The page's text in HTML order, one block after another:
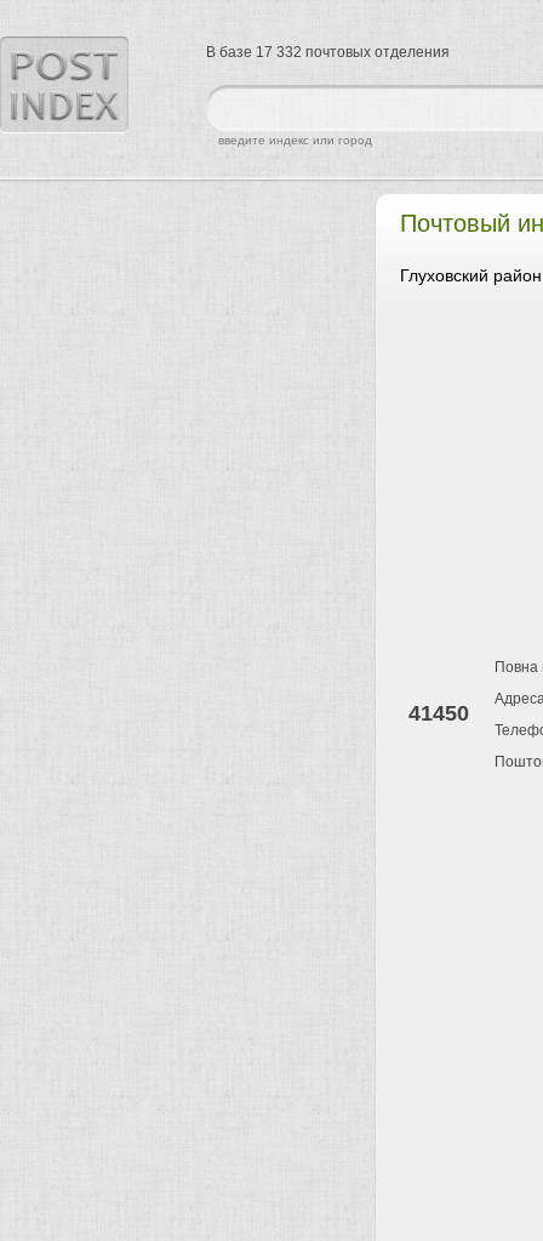
Почтовый
Глуховский
41450
Повна
найти
введите индекс или город
В базе 17 332 почтовых отделения